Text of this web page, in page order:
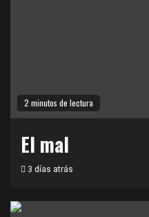
2 minutos de lectura
El mal
3 días atrás